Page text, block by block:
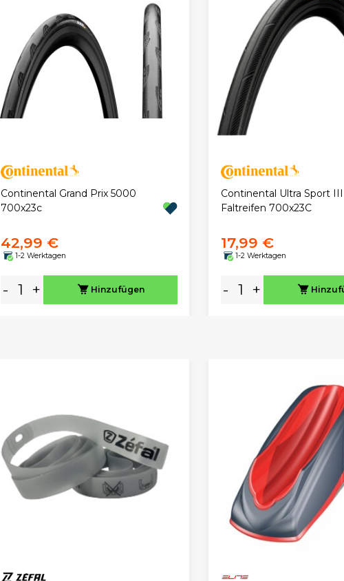
Continental Grand Prix 5000
700x23c
42,99 €
1-2 Werktagen
- + Hinzufügen
Continental Ultra Sport III
Faltreifen 700x23C
17,99 €
1-2 Werktagen
- +